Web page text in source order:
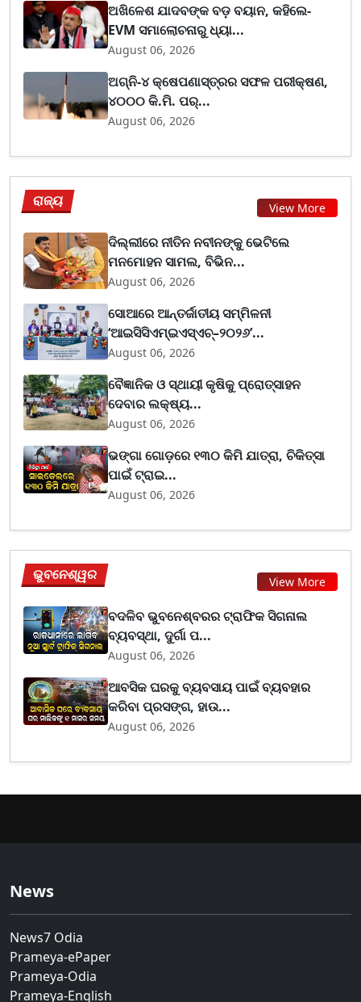
ଅଖିଳେଶ ଯାଦବଙ୍କ ବଡ଼ ବୟାନ, କହିଲେ-
EVM ସମାଲୋଚନାରୁ ଧ୍ୟା...
August 06, 2026
ଅଗ୍ନି-୪ କ୍ଷେପଣାସ୍ତ୍ରର ସଫଳ ପରୀକ୍ଷଣ,
୪୦୦୦ କି.ମି. ପର୍...
August 06, 2026
ରାଜ୍ୟ View More
ଦିଲ୍ଲୀରେ ନୀତିନ ନବୀନଙ୍କୁ ଭେଟିଲେ
ମନମୋହନ ସାମଲ, ବିଭିନ...
August 06, 2026
ସୋଆରେ ଆନ୍ତର୍ଜାତୀୟ ସମ୍ମିଳନୀ
‘ଆଇସିସିଏମ୍ଇଏସ୍ଏଚ୍–୨୦୨୬’...
August 06, 2026
ବୈଜ୍ଞାନିକ ଓ ସ୍ଥାୟୀ କୃଷିକୁ ପ୍ରୋତ୍ସାହନ
ଦେବାର ଲକ୍ଷ୍ୟ...
August 06, 2026
ଭଙ୍ଗା ଗୋଡ଼ରେ ୧୩୦ କିମି ଯାତ୍ରା, ଚିକିତ୍ସା
ପାଇଁ ଟ୍ରାଇ...
August 06, 2026
ଭୁବନେଶ୍ୱର View More
ବଦଳିବ ଭୁବନେଶ୍ବରର ଟ୍ରାଫିକ ସିଗନାଲ
ବ୍ୟବସ୍ଥା, ଦୁର୍ଗା ପ...
August 06, 2026
ଆବସିକ ଘରକୁ ବ୍ୟବସାୟ ପାଇଁ ବ୍ୟବହାର
କରିବା ପ୍ରସଙ୍ଗ, ହାଉ...
August 06, 2026
News
News7 Odia
Prameya-ePaper
Prameya-Odia
Prameya-English